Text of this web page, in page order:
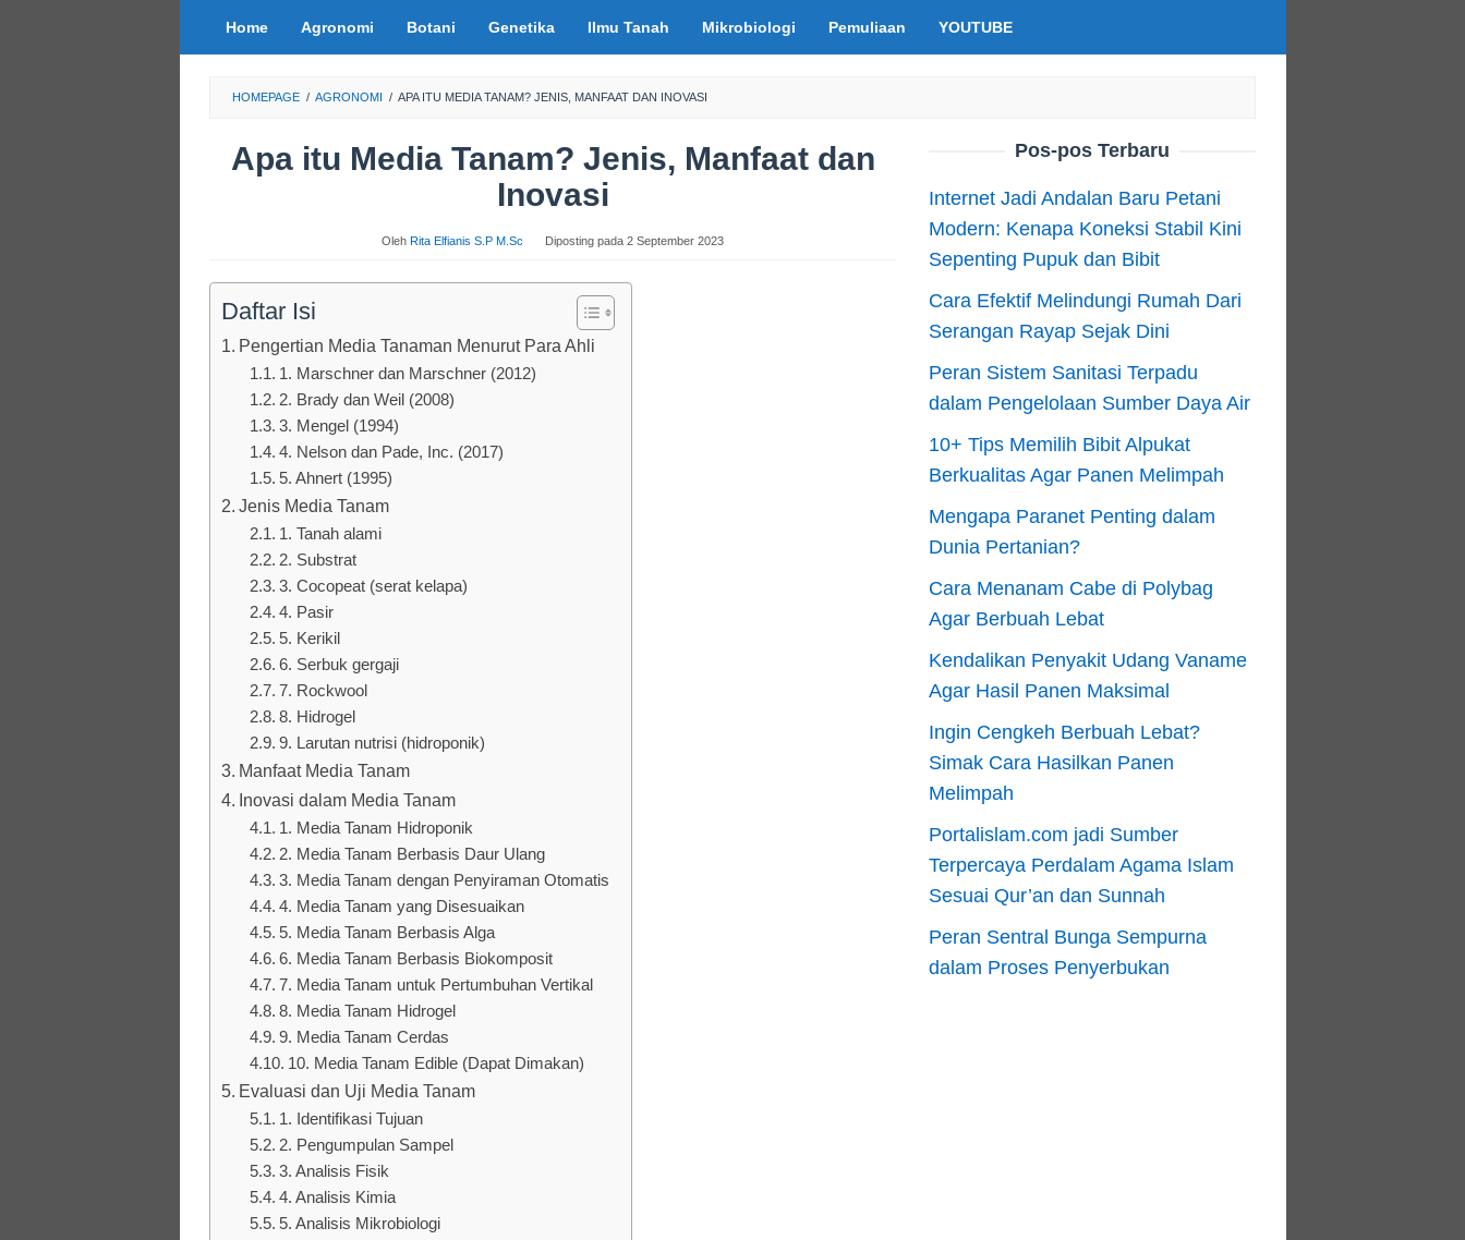
Home Agronomi Botani Genetika Ilmu Tanah Mikrobiologi Pemuliaan YOUTUBE
HOMEPAGE / AGRONOMI / APA ITU MEDIA TANAM? JENIS, MANFAAT DAN INOVASI
Apa itu Media Tanam? Jenis, Manfaat dan
Inovasi
Oleh Rita Elfianis S.P M.Sc Diposting pada 2 September 2023
Daftar Isi
Pengertian Media Tanaman Menurut Para Ahli
1. Marschner dan Marschner (2012)
2. Brady dan Weil (2008)
3. Mengel (1994)
4. Nelson dan Pade, Inc. (2017)
5. Ahnert (1995)
Jenis Media Tanam
1. Tanah alami
2. Substrat
3. Cocopeat (serat kelapa)
4. Pasir
5. Kerikil
6. Serbuk gergaji
7. Rockwool
8. Hidrogel
9. Larutan nutrisi (hidroponik)
Manfaat Media Tanam
Inovasi dalam Media Tanam
1. Media Tanam Hidroponik
2. Media Tanam Berbasis Daur Ulang
3. Media Tanam dengan Penyiraman Otomatis
4. Media Tanam yang Disesuaikan
5. Media Tanam Berbasis Alga
6. Media Tanam Berbasis Biokomposit
7. Media Tanam untuk Pertumbuhan Vertikal
8. Media Tanam Hidrogel
9. Media Tanam Cerdas
10. Media Tanam Edible (Dapat Dimakan)
Evaluasi dan Uji Media Tanam
1. Identifikasi Tujuan
2. Pengumpulan Sampel
3. Analisis Fisik
4. Analisis Kimia
5. Analisis Mikrobiologi
Pos-pos Terbaru
Internet Jadi Andalan Baru Petani
Modern: Kenapa Koneksi Stabil Kini
Sepenting Pupuk dan Bibit
Cara Efektif Melindungi Rumah Dari
Serangan Rayap Sejak Dini
Peran Sistem Sanitasi Terpadu
dalam Pengelolaan Sumber Daya Air
10+ Tips Memilih Bibit Alpukat
Berkualitas Agar Panen Melimpah
Mengapa Paranet Penting dalam
Dunia Pertanian?
Cara Menanam Cabe di Polybag
Agar Berbuah Lebat
Kendalikan Penyakit Udang Vaname
Agar Hasil Panen Maksimal
Ingin Cengkeh Berbuah Lebat?
Simak Cara Hasilkan Panen
Melimpah
Portalislam.com jadi Sumber
Terpercaya Perdalam Agama Islam
Sesuai Qur’an dan Sunnah
Peran Sentral Bunga Sempurna
dalam Proses Penyerbukan